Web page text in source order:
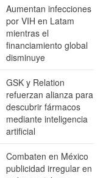
Aumentan infecciones
por VIH en Latam
mientras el
financiamiento global
disminuye
GSK y Relation
refuerzan alianza para
descubrir fármacos
mediante inteligencia
artificial
Combaten en México
publicidad irregular en